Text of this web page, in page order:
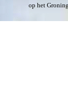
op het